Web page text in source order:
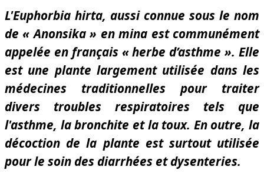
L'Euphorbia hirta, aussi connue sous le nom
de « Anonsika » en mina est communément
appelée en français « herbe d’asthme ». Elle
est une plante largement utilisée dans les
médecines traditionnelles pour traiter
divers troubles respiratoires tels que
l'asthme, la bronchite et la toux. En outre, la
décoction de la plante est surtout utilisée
pour le soin des diarrhées et dysenteries.